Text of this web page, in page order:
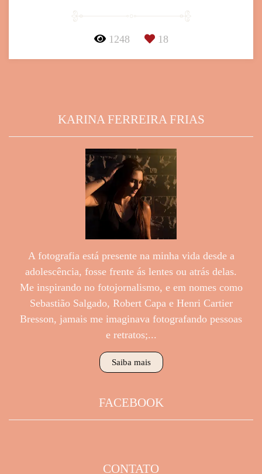
1248 18
KARINA FERREIRA FRIAS
A fotografia está presente na minha vida desde a
adolescência, fosse frente ás lentes ou atrás delas.
Me inspirando no fotojornalismo, e em nomes como
Sebastião Salgado, Robert Capa e Henri Cartier
Bresson, jamais me imaginava fotografando pessoas
e retratos;...
Saiba mais
FACEBOOK
CONTATO